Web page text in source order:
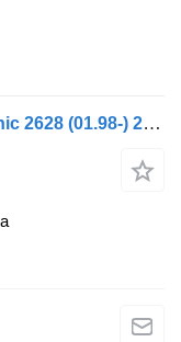
Boczna szyba Mercedes-Benz Econic 2628 (01.98-) 20503160 do ciągnika siodłowego Mercedes-Benz Econic (1998-2014)